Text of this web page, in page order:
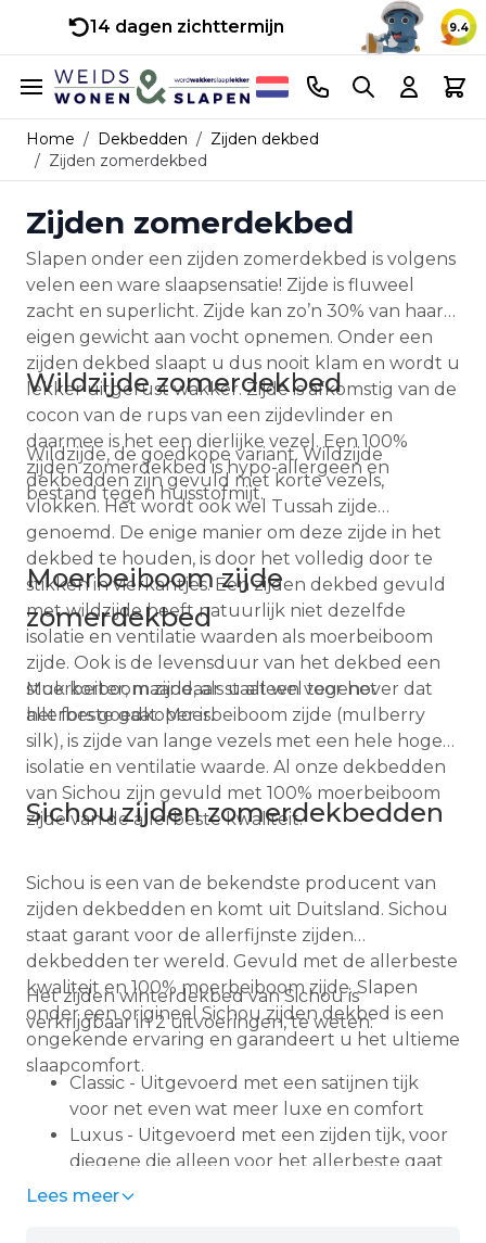
14 dagen zichttermijn 9.4
Ga naar de inhoud
Telefoonnummer
Search Cart
Home / Dekbedden / Zijden dekbed
/ Zijden zomerdekbed
Zijden zomerdekbed
Slapen onder een zijden zomerdekbed is volgens
velen een ware slaapsensatie! Zijde is fluweel
zacht en superlicht. Zijde kan zo’n 30% van haar
eigen gewicht aan vocht opnemen. Onder een
zijden dekbed slaapt u dus nooit klam en wordt u
lekker uitgerust wakker. Zijde is afkomstig van de
cocon van de rups van een zijdevlinder en
daarmee is het een dierlijke vezel. Een 100%
zijden zomerdekbed is hypo-allergeen en
bestand tegen huisstofmijt.
Wildzijde zomerdekbed
Wildzijde, de goedkope variant. Wildzijde
dekbedden zijn gevuld met korte vezels,
vlokken. Het wordt ook wel Tussah zijde
genoemd. De enige manier om deze zijde in het
dekbed te houden, is door het volledig door te
stikken in vierkantjes. Een zijden dekbed gevuld
met wildzijde heeft natuurlijk niet dezelfde
isolatie en ventilatie waarden als moerbeiboom
zijde. Ook is de levensduur van het dekbed een
stuk korter, maar daar staat wel tegenover dat
het fors goedkoper is.
Moerbeiboom zijde
zomerdekbed
Moerbeiboom zijde, als u alleen voor het
allerbeste gaat. Moerbeiboom zijde (mulberry
silk), is zijde van lange vezels met een hele hoge
isolatie en ventilatie waarde. Al onze dekbedden
van Sichou zijn gevuld met 100% moerbeiboom
zijde van de allerbeste kwaliteit.
Sichou zijden zomerdekbedden
Sichou is een van de bekendste producent van
zijden dekbedden en komt uit Duitsland. Sichou
staat garant voor de allerfijnste zijden
dekbedden ter wereld. Gevuld met de allerbeste
kwaliteit en 100% moerbeiboom zijde. Slapen
onder een origineel Sichou zijden dekbed is een
ongekende ervaring en garandeert u het ultieme
slaapcomfort.
Het zijden winterdekbed van Sichou is
verkrijgbaar in 2 uitvoeringen, te weten:
Classic - Uitgevoerd met een satijnen tijk
voor net even wat meer luxe en comfort
Luxus - Uitgevoerd met een zijden tijk, voor
diegene die alleen voor het allerbeste gaat
Lees meer